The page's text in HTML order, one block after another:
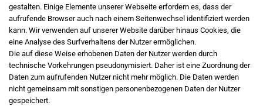
gestalten. Einige Elemente unserer Webseite erfordern es, dass der
aufrufende Browser auch nach einem Seitenwechsel identifiziert werden
kann. Wir verwenden auf unserer Website darüber hinaus Cookies, die
eine Analyse des Surfverhaltens der Nutzer ermöglichen.
Die auf diese Weise erhobenen Daten der Nutzer werden durch
technische Vorkehrungen pseudonymisiert. Daher ist eine Zuordnung der
Daten zum aufrufenden Nutzer nicht mehr möglich. Die Daten werden
nicht gemeinsam mit sonstigen personenbezogenen Daten der Nutzer
gespeichert.